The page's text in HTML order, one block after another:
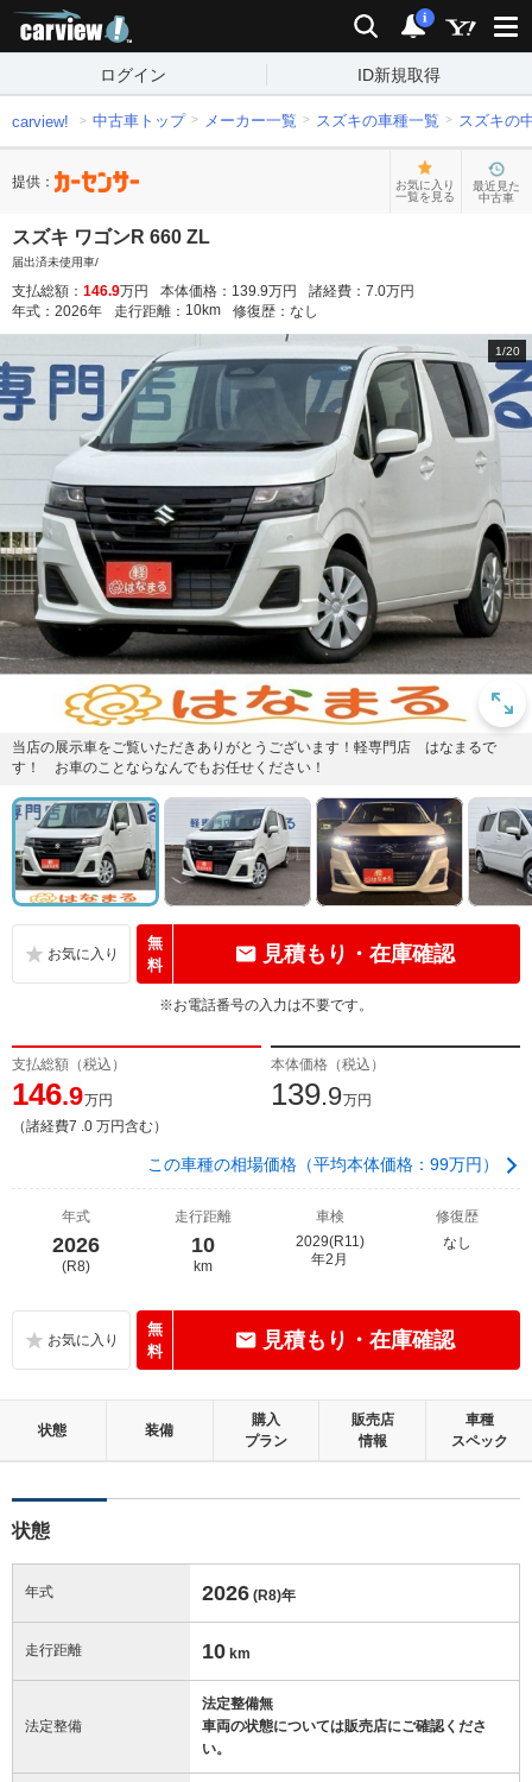
検索 通知
i
ログイン ID新規取得
carview! 中古車トップ メーカー一覧 スズキの車種一覧 スズキの
提供：
お気に入り
一覧を見る
最近見た
中古車
スズキ ワゴンR 660 ZL
届出済未使用車/
支払総額： 146.9万円 本体価格： 139.9万円 諸経費： 7.0万円
年式： 2026年 走行距離： 10km 修復歴： なし
1/20
当店の展示車をご覧いただきありがとうございます！軽専門店 はなまるで
す！ お車のことならなんでもお任せください！
無
料
見積もり・在庫確認
※お電話番号の入力は不要です。
支払総額（税込）
146.9万円
（諸経費7 .0 万円含む）
本体価格（税込）
139.9万円
この車種の相場価格（平均本体価格：99万円）
年式
2026
(R8)
走行距離
10
km
車検
2029(R11)
年2月
修復歴
なし
無
料
見積もり・在庫確認
状態 装備
購入
プラン
販売店
情報
車種
スペック
状態
年式 2026 (R8)年
走行距離 10 km
法定整備
法定整備無
車両の状態については販売店にご確認くださ
い。